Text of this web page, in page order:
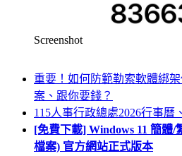
Screenshot
重要！如何防範勒索軟體綁
案、跟你要錢？
115人事行政總處2026行事曆
[免費下載] Windows 11 簡體/
檔案) 官方網站正式版本